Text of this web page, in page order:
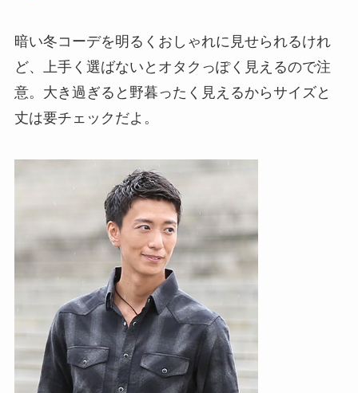
暗い冬コーデを明るくおしゃれに見せられるけれ
ど、上手く選ばないとオタクっぽく見えるので注
意。大き過ぎると野暮ったく見えるからサイズと
丈は要チェックだよ。